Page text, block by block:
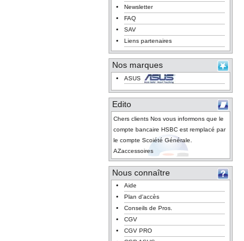
Newsletter
FAQ
SAV
Liens partenaires
Nos marques
ASUS
Edito
Chers clients Nos vous informons que le
compte bancaire HSBC est remplacé par
le compte Scoiété Générale.
AZaccessoires
Nous connaître
Aide
Plan d'accès
Conseils de Pros.
CGV
CGV PRO